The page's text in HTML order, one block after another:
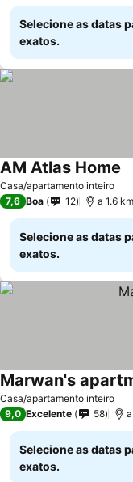
Selecione as datas
exatos.
Casa/apartamento inteiro
AM Atlas Home
7,6 Boa 12 a 1.6
Selecione as datas
exatos.
Casa/apartamento inteiro
Marwan's
9,0 Excelente 58
Selecione as datas
exatos.